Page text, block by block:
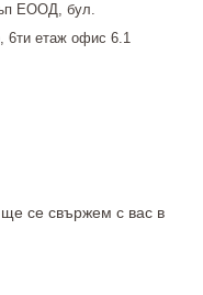
ЕООД, бул.
6ти етаж офис 6.1
се свържем с вас в